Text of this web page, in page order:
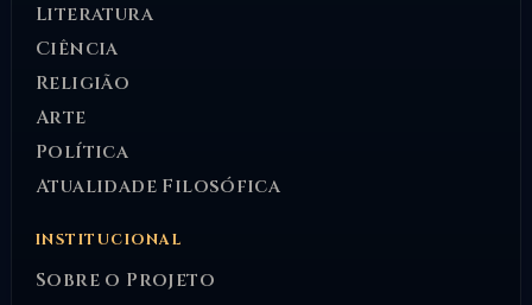
Literatura
Ciência
Religião
Arte
Política
Atualidade Filosófica
INSTITUCIONAL
Sobre o Projeto